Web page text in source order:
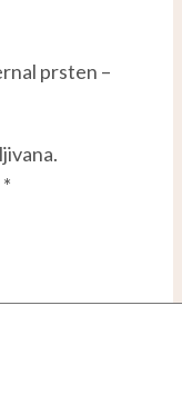
prsten –
*